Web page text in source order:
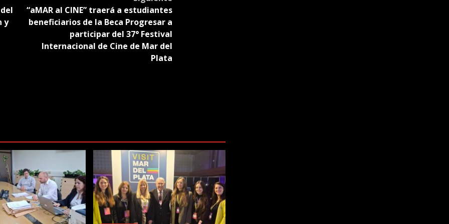
y
“aMAR al CINE” traerá a estudiantes
beneficiarios de la Beca Progresar a
participar del 37° Festival
Internacional de Cine de Mar del
Plata